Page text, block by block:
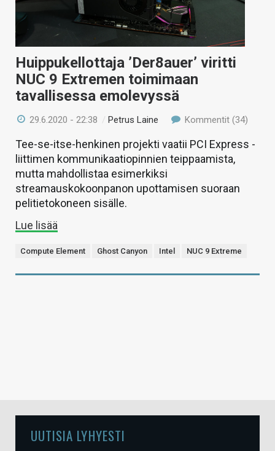
Huippukellottaja ’Der8auer’ viritti
NUC 9 Extremen toimimaan
tavallisessa emolevyssä
29.6.2020 - 22:38 /Petrus Laine Kommentit (34)
Tee-se-itse-henkinen projekti vaatii PCI Express -
liittimen kommunikaatiopinnien teippaamista,
mutta mahdollistaa esimerkiksi
streamauskokoonpanon upottamisen suoraan
pelitietokoneen sisälle.
Lue lisää
Compute Element Ghost Canyon Intel NUC 9 Extreme
UUTISIA LYHYESTI